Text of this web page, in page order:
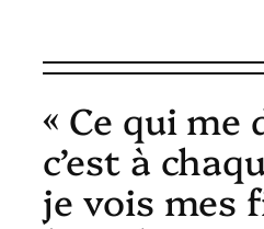
« Ce qui
c’est à
je vois mes